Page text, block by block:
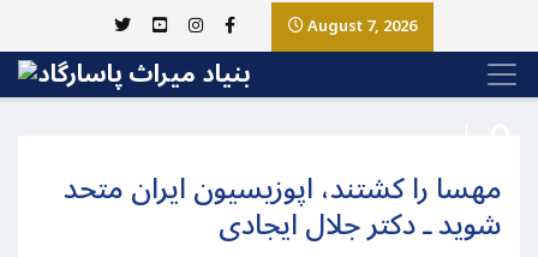
August 7, 2026
مهسا را کشتند، اپوزیسیون ایران متحد
شوید ـ دکتر جلال ایجادی